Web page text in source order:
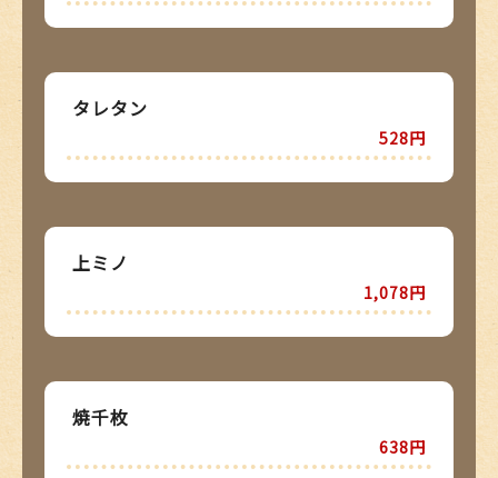
タレタン
528円
上ミノ
1,078円
焼千枚
638円